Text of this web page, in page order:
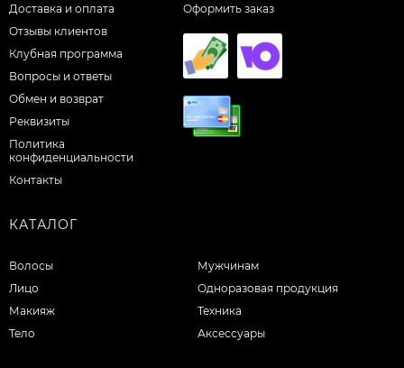
Доставка и оплата
Отзывы клиентов
Клубная программа
Вопросы и ответы
Обмен и возврат
Реквизиты
Политика
конфиденциальности
Контакты
Оформить заказ
КАТАЛОГ
Волосы
Лицо
Макияж
Тело
Мужчинам
Одноразовая продукция
Техника
Аксессуары